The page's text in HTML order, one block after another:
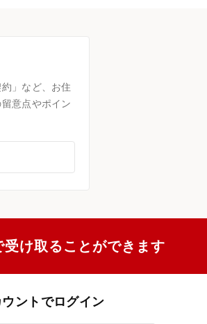
」など、お住
意点やポイン
け取ることができます
ントでログイン